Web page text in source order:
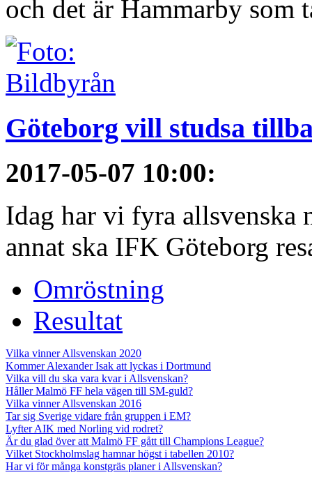
och det är Hammarby som
Göteborg vill studsa
2017-05-07 10:00:
Idag har vi fyra allsvenska
annat ska IFK Göteborg
Omröstning
Resultat
Vilka vinner Allsvenskan 2020
Kommer Alexander Isak att lyckas i Dortmund
Vilka vill du ska vara kvar i Allsvenskan?
Håller Malmö FF hela vägen till SM-guld?
Vilka vinner Allsvenskan 2016
Tar sig Sverige vidare från gruppen i EM?
Lyfter AIK med Norling vid rodret?
Är du glad över att Malmö FF gått till Champions League?
Vilket Stockholmslag hamnar högst i tabellen 2010?
Har vi för många konstgräs planer i Allsvenskan?